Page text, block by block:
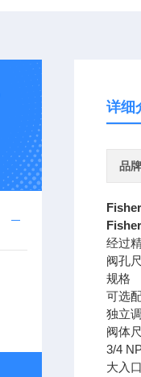
详细
品牌
经过
阀孔
规格
可选
独立
阀体
3/4
大入